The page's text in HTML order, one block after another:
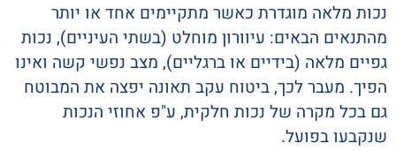
נכות מלאה מוגדרת כאשר מתקיימים אחד או יותר
מהתנאים הבאים: עיוורון מוחלט (בשתי העיניים), נכות
גפיים מלאה (בידיים או ברגליים), מצב נפשי קשה ואינו
הפיך. מעבר לכך, ביטוח עקב תאונה יפצה את המבוטח
גם בכל מקרה של נכות חלקית, ע"פ אחוזי הנכות
שנקבעו בפועל.